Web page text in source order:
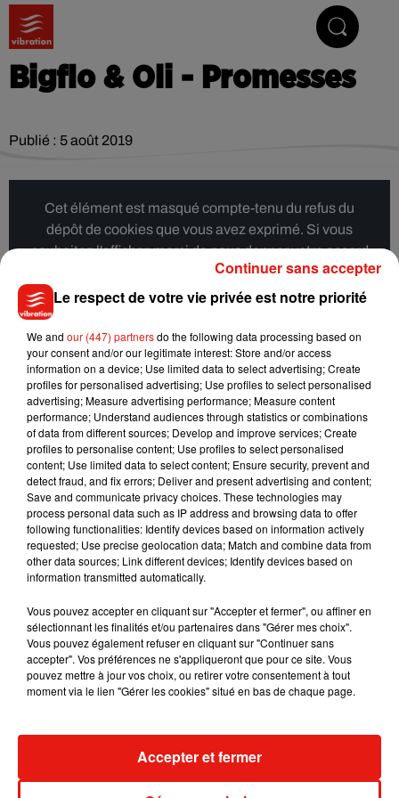
Bigflo & Oli - Promesses
Publié : 5 août 2019
Cet élément est masqué compte-tenu du refus du
dépôt de cookies que vous avez exprimé. Si vous
souhaitez l'afficher, merci de nous donner votre accord
en cliquant sur le bouton ci-dessous.
Musique
7 août 2026
Julien Lieb s’essaye à la vie de
chatelain dans son nouveau clip
7 août 2026
Madonna
Sensation »
Le respect de votre vie privée est notre priorité
We and our (447) partnersdo the following data processing based on
your consent and/or our legitimate interest: Store and/or access
information on a device; Use limited data to select advertising; Create
profiles for personalised advertising; Use profiles to select personalised
advertising; Measure advertising performance; Measure content
performance; Understand audiences through statistics or combinations
of data from different sources; Develop and improve services; Create
profiles to personalise content; Use profiles to select personalised
content; Use limited data to select content; Ensure security, prevent and
detect fraud, and fix errors; Deliver and present advertising and content;
Save and communicate privacy choices. These technologies may
process personal data such as IP address and browsing data to offer
following functionalities: Identify devices based on information actively
requested; Use precise geolocation data; Match and combine data from
other data sources; Link different devices; Identify devices based on
information transmitted automatically.
Vous pouvez accepter en cliquant sur "Accepter et fermer", ou affiner en
sélectionnant les finalités et/ou partenaires dans "Gérer mes choix".
Vous pouvez également refuser en cliquant sur "Continuer sans
accepter". Vos préférences ne s'appliqueront que pour ce site. Vous
pouvez mettre à jour vos choix, ou retirer votre consentement à tout
moment via le lien "Gérer les cookies" situé en bas de chaque page.
Accepter et fermer
Continuer sans accepter